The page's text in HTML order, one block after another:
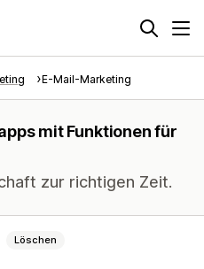
E-Mail-Marketing
mit Funktionen für
zur richtigen Zeit.
Löschen